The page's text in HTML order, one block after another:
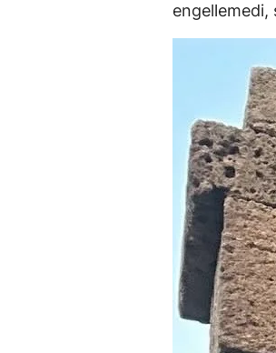
engellemedi,